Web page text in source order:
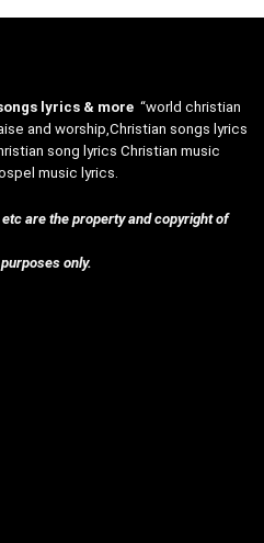
lyrics & more “world christian
and worship,Christian songs lyrics
song lyrics Christian music
music lyrics.
are the property and copyright of
only.